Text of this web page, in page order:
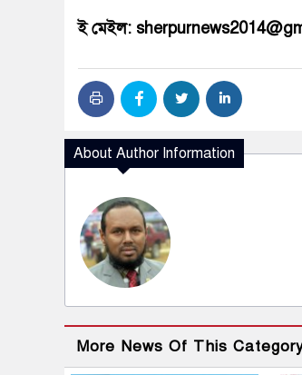
ই মেইল:
About Author Information
More News Of This